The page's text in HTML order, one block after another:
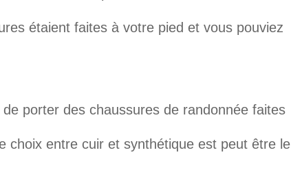
étaient faites à votre pied et vous pouviez
de porter des chaussures de randonnée faites
choix entre cuir et synthétique est peut être le